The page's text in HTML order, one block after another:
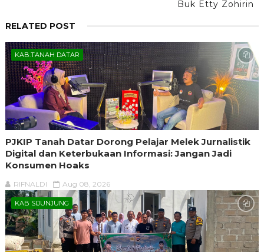
Buk Etty Zohirin
RELATED POST
KAB.TANAH DATAR
PJKIP Tanah Datar Dorong Pelajar Melek Jurnalistik
Digital dan Keterbukaan Informasi: Jangan Jadi
Konsumen Hoaks
RIFNALDI Aug 08, 2026
KAB SIJUNJUNG